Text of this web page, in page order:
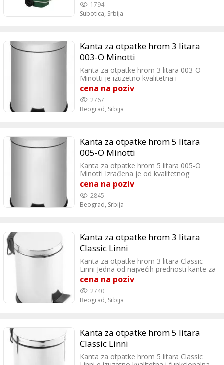
1794
Subotica, Srbija
Kanta za otpatke hrom 3 litara
003-O Minotti
Kanta za otpatke hrom 3 litara 003-O
Minotti je izuzetno kvalitetna i
funkcionalna opcija za svakodnevno
korištenje u različitim prostorima.
Jednostavna je i laka za održavanja, mala
zapremina čini je odličnom opcijom za
cena na poziv
2767
Beograd, Srbija
Kanta za otpatke hrom 5 litara
005-O Minotti
Kanta za otpatke hrom 5 litara 005-O
Minotti Izrađena je od kvalitetnog
nerđajućeg čelika, što je čini izdržljivom i
otpornom na otiske prstiju. Završna
obrada u hrom boji daje modernu notu
samog proizvoda koji će se uklopiti u Vaš
cena na poziv
2845
Beograd, Srbija
Kanta za otpatke hrom 3 litara
Classic Linni
Kanta za otpatke hrom 3 litara Classic
Linni Jedna od najvećih prednosti kante za
otpatke Classic Linni je njeno
jednostavno i lako održavanje. Njena
površina se lako čisti, ima zaštitni sloj
zbog kojeg se sama kanta manje prlja.
cena na poziv
2740
Beograd, Srbija
Kanta za otpatke hrom 5 litara
Classic Linni
Kanta za otpatke hrom 5 litara Classic